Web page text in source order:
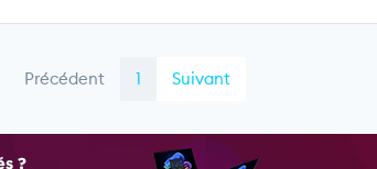
Précédent 1 Suivant